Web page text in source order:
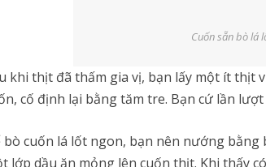
Cuốn sẵn bò lá
khi thịt đã thấm gia vị, bạn lấy một ít thịt
cố định lại bằng tăm tre. Bạn cứ lần
cuốn lá lốt ngon, bạn nên nướng
lớp dầu ăn mỏng lên cuốn thịt. Khi thấy